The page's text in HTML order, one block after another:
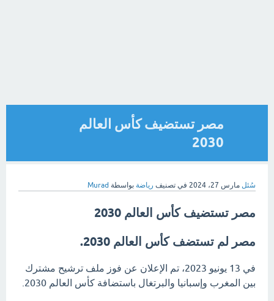
مصر تستضيف كأس العالم
2030
سُئل مارس 27، 2024 في تصنيف رياضة بواسطة Murad
مصر تستضيف كأس العالم 2030
مصر لم تستضف كأس العالم 2030.
في 13 يونيو 2023، تم الإعلان عن فوز ملف ترشيح مشترك
بين المغرب وإسبانيا والبرتغال باستضافة كأس العالم 2030.